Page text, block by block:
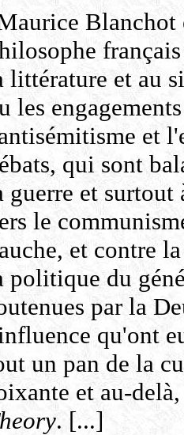
Blanchot
littérature et au
les
et
qui sont
guerre et surtout
le
et contre
politique du
par la
qu'ont
un pan de la
et au-
. [...]